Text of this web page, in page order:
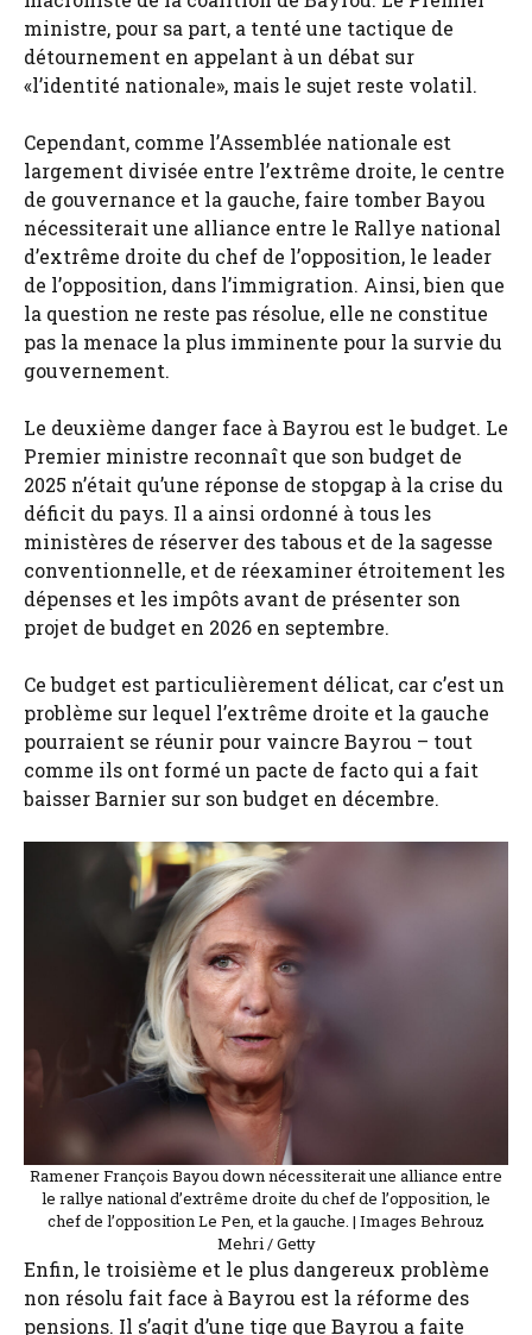
ministre, pour sa part, a tenté une tactique de
détournement en appelant à un débat sur
«l’identité nationale», mais le sujet reste volatil.
Cependant, comme l’Assemblée nationale est
largement divisée entre l’extrême droite, le centre
de gouvernance et la gauche, faire tomber Bayou
nécessiterait une alliance entre le Rallye national
d’extrême droite du chef de l’opposition, le leader
de l’opposition, dans l’immigration. Ainsi, bien que
la question ne reste pas résolue, elle ne constitue
pas la menace la plus imminente pour la survie du
gouvernement.
Le deuxième danger face à Bayrou est le budget. Le
Premier ministre reconnaît que son budget de
2025 n’était qu’une réponse de stopgap à la crise du
déficit du pays. Il a ainsi ordonné à tous les
ministères de réserver des tabous et de la sagesse
conventionnelle, et de réexaminer étroitement les
dépenses et les impôts avant de présenter son
projet de budget en 2026 en septembre.
Ce budget est particulièrement délicat, car c’est un
problème sur lequel l’extrême droite et la gauche
pourraient se réunir pour vaincre Bayrou – tout
comme ils ont formé un pacte de facto qui a fait
baisser Barnier sur son budget en décembre.
Ramener François Bayou down nécessiterait une alliance entre
le rallye national d’extrême droite du chef de l’opposition, le
chef de l’opposition Le Pen, et la gauche. | Images Behrouz
Mehri / Getty
Enfin, le troisième et le plus dangereux problème
non résolu fait face à Bayrou est la réforme des
pensions. Il s’agit d’une tige que Bayrou a faite